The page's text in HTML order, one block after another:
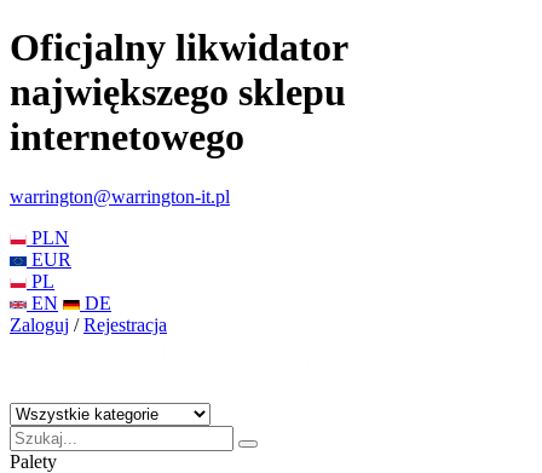
Oficjalny likwidator
największego sklepu
internetowego
warrington@warrington-it.pl
PLN
EUR
PL
EN
DE
Zaloguj / Rejestracja
Palety